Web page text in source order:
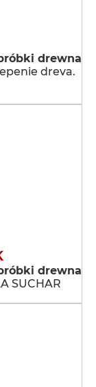
drewna
dreva.
drewna
SUCHAR